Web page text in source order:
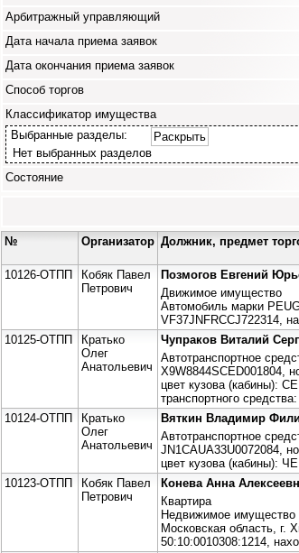
Арбитражный управляющий
Дата начала приема заявок
Дата окончания приема заявок
Способ торгов
Классификатор имущества
Выбранные разделы:
Раскрыть
Нет выбранных разделов
Состояние
№ Организатор Должник, предмет
10126-ОТПП
Кобяк Павел
Петрович
Позмогов Евгений
Движимое имущество
Автомобиль марки
VF37JNFRCCJ722314,
10125-ОТПП
Кратько
Олег
Анатольевич
Чупраков Виталий
Автотранспортное
X9W8844SCED001804,
цвет кузова (кабины):
транспортного
10124-ОТПП
Кратько
Олег
Анатольевич
Вяткин Владимир
Автотранспортное
JN1CAUA33U0072084,
цвет кузова (кабины):
10123-ОТПП
Кобяк Павел
Петрович
Конева Анна
Квартира
Недвижимое имущество
Московская область, г.
50:10:0010308:1214,